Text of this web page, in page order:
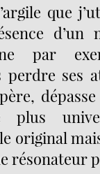
que
d’un
par
ses
plus
original
résonateur